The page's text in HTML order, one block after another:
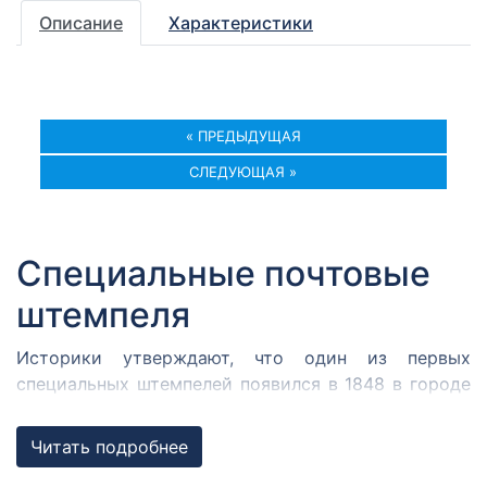
Описание Характеристики
« ПРЕДЫДУЩАЯ
СЛЕДУЮЩАЯ »
Специальные почтовые
штемпеля
Историки утверждают, что один из первых
специальных штемпелей появился в 1848 в городе
собрался Кромержижский парламент.
Парламентарии решили отметить его работу
Читать подробнее